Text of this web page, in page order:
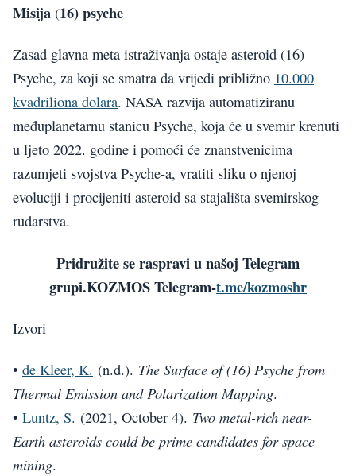
Misija (16) psyche
Zasad glavna meta istraživanja ostaje asteroid (16)
Psyche, za koji se smatra da vrijedi približno 10.000
kvadriliona dolara. NASA razvija automatiziranu
međuplanetarnu stanicu Psyche, koja će u svemir krenuti
u ljeto 2022. godine i pomoći će znanstvenicima
razumjeti svojstva Psyche-a, vratiti sliku o njenoj
evoluciji i procijeniti asteroid sa stajališta svemirskog
rudarstva.
Pridružite se raspravi u našoj Telegram
grupi.KOZMOS Telegram-t.me/kozmoshr
Izvori
• de Kleer, K. (n.d.). The Surface of (16) Psyche from
Thermal Emission and Polarization Mapping.
• Luntz, S. (2021, October 4). Two metal-rich near-
Earth asteroids could be prime candidates for space
mining.